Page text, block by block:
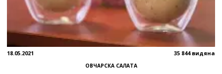
18.05.2021 35 844 видяна
ОВЧАРСКА САЛАТА